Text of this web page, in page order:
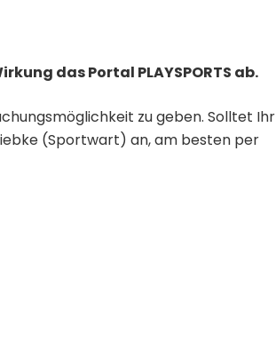
das Portal PLAYSPORTS ab.
zu geben. Solltet Ihr
(Sportwart) an, am besten per